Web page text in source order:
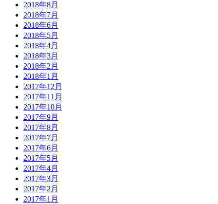
2018年8月
2018年7月
2018年6月
2018年5月
2018年4月
2018年3月
2018年2月
2018年1月
2017年12月
2017年11月
2017年10月
2017年9月
2017年8月
2017年7月
2017年6月
2017年5月
2017年4月
2017年3月
2017年2月
2017年1月